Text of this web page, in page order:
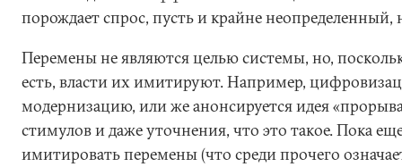
порождает спрос, пусть и крайне неопределенный,
Перемены не являются целью системы, но,
есть, власти их имитируют. Например,
модернизацию, или же анонсируется идея
стимулов и даже уточнения, что это такое. Пока
имитировать перемены (что среди прочего